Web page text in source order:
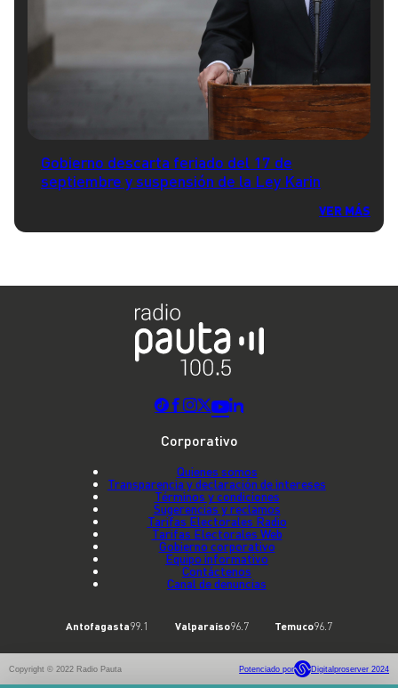
Gobierno descarta feriado del 17 de
septiembre y suspensión de la Ley Karin
VER MÁS
Corporativo
Quienes somos
Transparencia y declaración de intereses
Términos y condiciones
Sugerencias y reclamos
Tarifas Electorales Radio
Tarifas Electorales Web
Gobierno corporativo
Equipo informativo
Contáctenos
Canal de denuncias
Antofagasta99.1 Valparaíso96.7 Temuco96.7
Copyright © 2022 Radio Pauta Potenciado por Digitalproserver 2024